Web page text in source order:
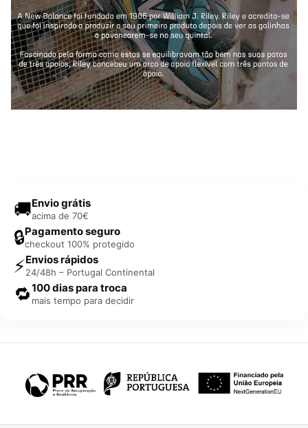
🚚Envio grátis
acima de 70€
🔒Pagamento seguro
checkout 100% protegido
⚡Envios rápidos
24/48h – Portugal Continental
🔁100 dias para troca
mais tempo para decidir